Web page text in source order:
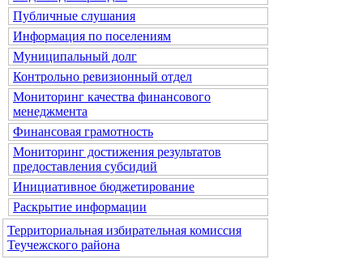
Публичные слушания
Информация по поселениям
Муниципальный долг
Контрольно ревизионный отдел
Мониторинг качества финансового
менеджмента
Финансовая грамотность
Мониторинг достижения результатов
предоставления субсидий
Инициативное бюджетирование
Раскрытие информации
Территориальная избирательная комиссия
Теучежского района